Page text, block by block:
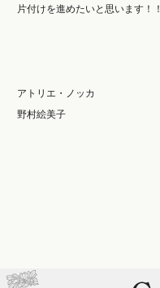
片付けを進めたいと思います！！
アトリエ・ノッカ
野村絵美子